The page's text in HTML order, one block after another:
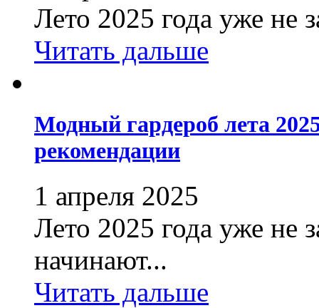
Лето 2025 года уже не
Читать дальше
Модный гардероб лета
рекомендации
1 апреля 2025
Лето 2025 года уже не
начинают...
Читать дальше